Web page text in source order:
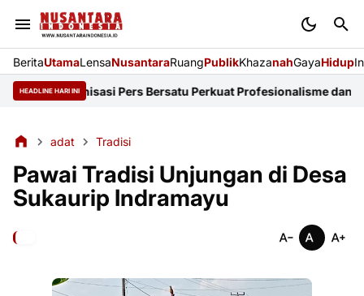
BeritaUtamaLensaNusantaraRuangPublikKhazanahGayaHidup
HEADLINE HARI INI
14 Organisasi Pers Bersatu Perkuat Profesionalisme dan KEJ
adat Tradisi
Pawai Tradisi Unjungan di Desa
Sukaurip Indramayu